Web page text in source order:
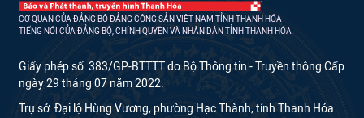
CƠ QUAN CỦA ĐẢNG BỘ ĐẢNG CỘNG SẢN VIỆT NAM TỈNH THANH HÓA
TIẾNG NÓI CỦA ĐẢNG BỘ, CHÍNH QUYỀN VÀ NHÂN DÂN TỈNH THANH HÓA
Giấy phép số: 383/GP-BTTTT do Bộ Thông tin - Truyền thông Cấp
ngày 29 tháng 07 năm 2022.
Trụ sở: Đại lộ Hùng Vương, phường Hạc Thành, tỉnh Thanh Hóa